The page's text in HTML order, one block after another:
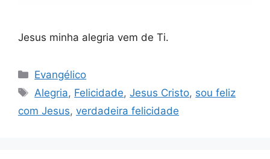
Jesus minha alegria vem de Ti.
Categorias
Evangélico
Tags
Alegria, Felicidade,Jesus Cristo, sou feliz
com Jesus, verdadeira felicidade